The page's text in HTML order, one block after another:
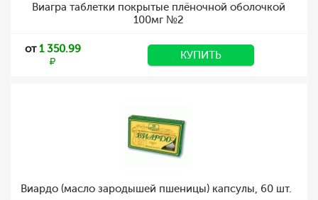
Виагра таблетки покрытые плёночной оболочкой
100мг №2
от1 350.99 КУПИТЬ
Виардо (масло зародышей пшеницы) капсулы, 60 шт.